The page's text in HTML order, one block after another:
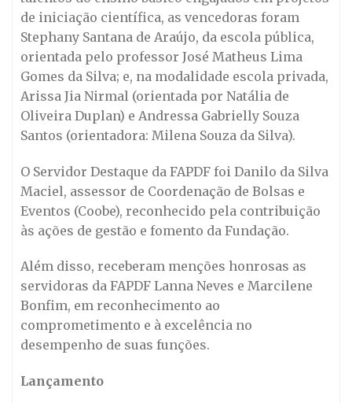
de iniciação científica, as vencedoras foram
Stephany Santana de Araújo, da escola pública,
orientada pelo professor José Matheus Lima
Gomes da Silva; e, na modalidade escola privada,
Arissa Jia Nirmal (orientada por Natália de
Oliveira Duplan) e Andressa Gabrielly Souza
Santos (orientadora: Milena Souza da Silva).
O Servidor Destaque da FAPDF foi Danilo da Silva
Maciel, assessor de Coordenação de Bolsas e
Eventos (Coobe), reconhecido pela contribuição
às ações de gestão e fomento da Fundação.
Além disso, receberam menções honrosas as
servidoras da FAPDF Lanna Neves e Marcilene
Bonfim, em reconhecimento ao
comprometimento e à excelência no
desempenho de suas funções.
Lançamento